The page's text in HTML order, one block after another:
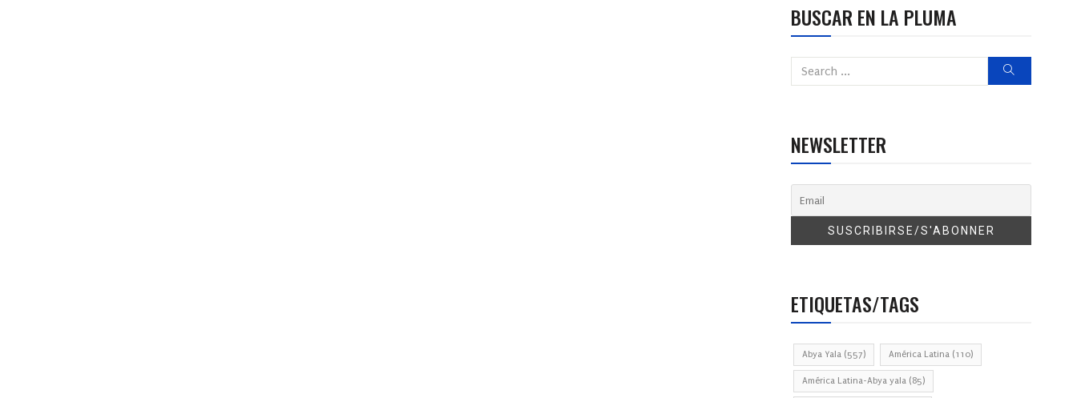
BUSCAR EN LA PLUMA
NEWSLETTER
ETIQUETAS/TAGS
Abya Yala (557) América Latina (110)
América Latina-Abya yala (85)